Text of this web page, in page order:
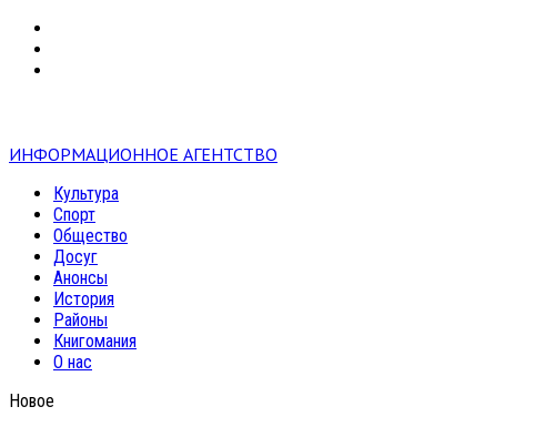
ИНФОРМАЦИОННОЕ АГЕНТСТВО
Культура
Спорт
Общество
Досуг
Анонсы
История
Районы
Книгомания
О нас
Новое